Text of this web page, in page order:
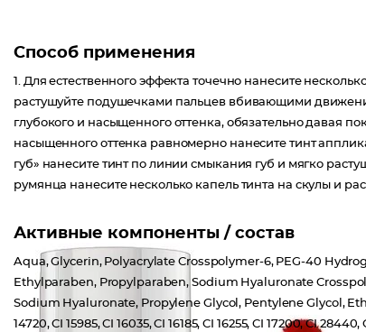
Способ применения
1. Для естественного эффекта точечно нанесите
растушуйте подушечками пальцев вбивающими
глубокого и насыщенного оттенка, обязательно давая
насыщенного оттенка равномерно нанесите тинт
губ» нанесите тинт по линии смыкания губ и мягко
румянца нанесите несколько капель тинта на cкулы и
Активные компоненты / состав
Aqua, Glycerin, Polyacrylate Crosspolymer-6, PEG-40
Ethylparaben, Propylparaben, Sodium Hyaluronate
Sodium Hyaluronate, Propylene Glycol, Pentylene Glycol,
14720, CI 15985, CI 16035, CI 16185, CI 16255, CI 17200, CI